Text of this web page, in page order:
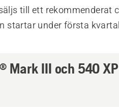
till ett rekommenderat
startar under första
Mark III och 540